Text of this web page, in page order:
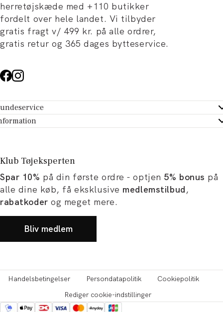
herretøjskæde med +110 butikker
fordelt over hele landet. Vi tilbyder
gratis fragt v/ 499 kr. på alle ordrer,
gratis retur og 365 dages bytteservice.
- Hjælpecenter
dit køb
Tøjeksperten
og artikler
og karriere
Klub Tøjeksperten
Spar 10% på din første ordre - optjen 5% bonus på
alle dine køb, få eksklusive medlemstilbud,
rabatkoder og meget mere.
Bliv medlem
Handelsbetingelser Persondatapolitik
Cookiepolitik
Rediger cookie-indstillinger